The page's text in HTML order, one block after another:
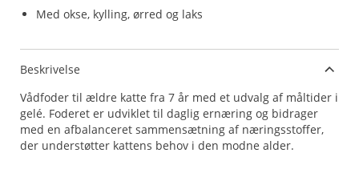
Med okse, kylling, ørred og laks
Beskrivelse
Vådfoder til ældre katte fra 7 år med et udvalg af måltider i
gelé. Foderet er udviklet til daglig ernæring og bidrager
med en afbalanceret sammensætning af næringsstoffer,
der understøtter kattens behov i den modne alder.